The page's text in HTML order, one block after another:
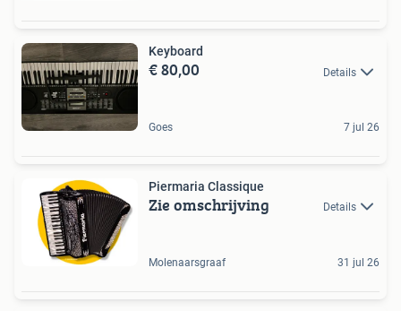
Keyboard
€ 80,00 Details
Goes 7 jul 26
Piermaria Classique
Zie omschrijving Details
Molenaarsgraaf 31 jul 26